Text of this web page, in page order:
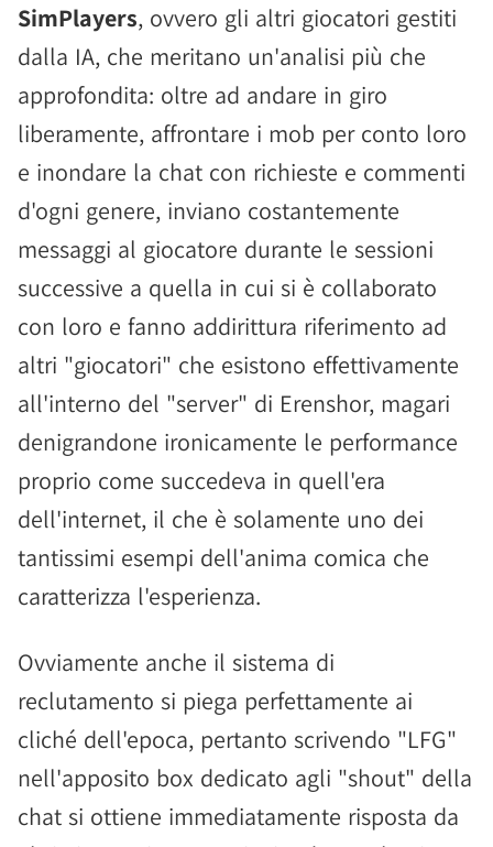
SimPlayers, ovvero gli altri giocatori gestiti
dalla IA, che meritano un'analisi più che
approfondita: oltre ad andare in giro
liberamente, affrontare i mob per conto loro
e inondare la chat con richieste e commenti
d'ogni genere, inviano costantemente
messaggi al giocatore durante le sessioni
successive a quella in cui si è collaborato
con loro e fanno addirittura riferimento ad
altri "giocatori" che esistono effettivamente
all'interno del "server" di Erenshor, magari
denigrandone ironicamente le performance
proprio come succedeva in quell'era
dell'internet, il che è solamente uno dei
tantissimi esempi dell'anima comica che
caratterizza l'esperienza.
Ovviamente anche il sistema di
reclutamento si piega perfettamente ai
cliché dell'epoca, pertanto scrivendo "LFG"
nell'apposito box dedicato agli "shout" della
chat si ottiene immediatamente risposta da